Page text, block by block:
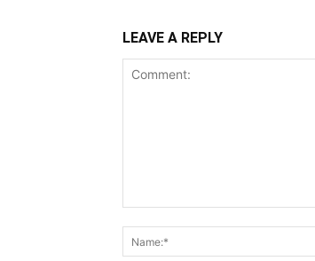
LEAVE A REPLY